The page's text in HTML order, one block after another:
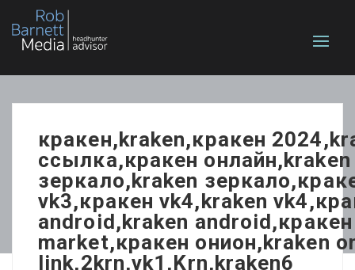
кракен,kraken,кракен
ссылка,кракен
зеркало,kraken
vk3,кракен vk4,kraken
android,kraken
market,кракен онион,kraken
link,2krn,vk1,Krn,kraken6